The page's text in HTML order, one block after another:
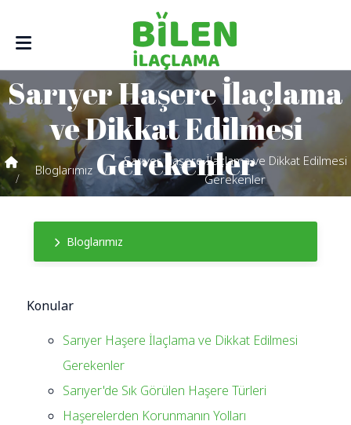
Sarıyer Haşere İlaçlama
ve Dikkat Edilmesi
Gerekenler
Bloglarımız
Sarıyer Haşere İlaçlama ve Dikkat Edilmesi
Gerekenler
Bloglarımız
Konular
Sarıyer Haşere İlaçlama ve Dikkat Edilmesi
Gerekenler
Sarıyer'de Sık Görülen Haşere Türleri
Haşerelerden Korunmanın Yolları